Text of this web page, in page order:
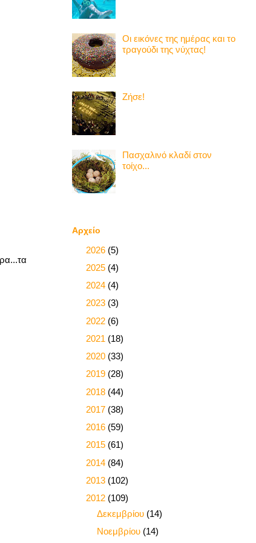
Οι εικόνες της ημέρας και το
τραγούδι της νύχτας!
Ζήσε!
Πασχαλινό κλαδί στον
τοίχο...
Αρχείο
2026 (5)
2025 (4)
2024 (4)
2023 (3)
2022 (6)
2021 (18)
2020 (33)
2019 (28)
2018 (44)
2017 (38)
2016 (59)
2015 (61)
2014 (84)
2013 (102)
2012 (109)
Δεκεμβρίου (14)
Νοεμβρίου (14)